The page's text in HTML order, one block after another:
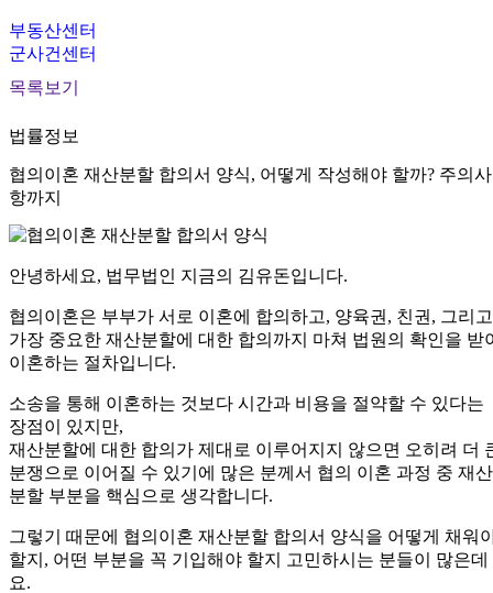
부동산센터
군사건센터
목록보기
법률정보
협의이혼 재산분할 합의서 양식, 어떻게 작성해야 할까? 주의사
항까지
안녕하세요, 법무법인 지금의 김유돈입니다.
협의이혼은 부부가 서로 이혼에 합의하고, 양육권, 친권, 그리고
가장 중요한 재산분할에 대한 합의까지 마쳐 법원의 확인을 받
이혼하는 절차입니다.
소송을 통해 이혼하는 것보다 시간과 비용을 절약할 수 있다는
장점이 있지만,
재산분할에 대한 합의가 제대로 이루어지지 않으면 오히려 더
분쟁으로 이어질 수 있기에 많은 분께서 협의 이혼 과정 중 재산
분할 부분을 핵심으로 생각합니다.
그렇기 때문에 협의이혼 재산분할 합의서 양식을 어떻게 채워
할지, 어떤 부분을 꼭 기입해야 할지 고민하시는 분들이 많은데
요.